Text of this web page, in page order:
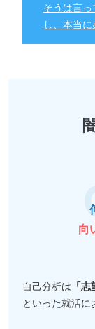
そうは言
し、本当
向
自己分析は 「
といった就活に